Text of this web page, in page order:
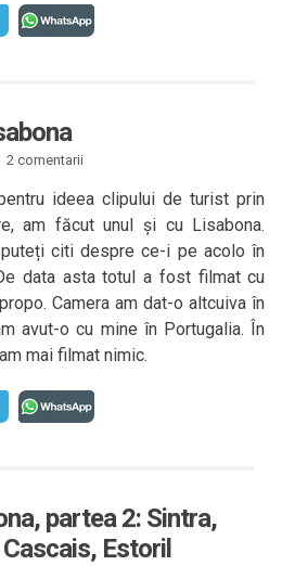
2 comentarii
ideea clipului de turist prin
am făcut unul și cu Lisabona.
citi despre ce-i pe acolo în
data asta totul a fost filmat cu
Camera am dat-o altcuiva în
avut-o cu mine în Portugalia. În
mai filmat nimic.
partea 2: Sintra,
Estoril